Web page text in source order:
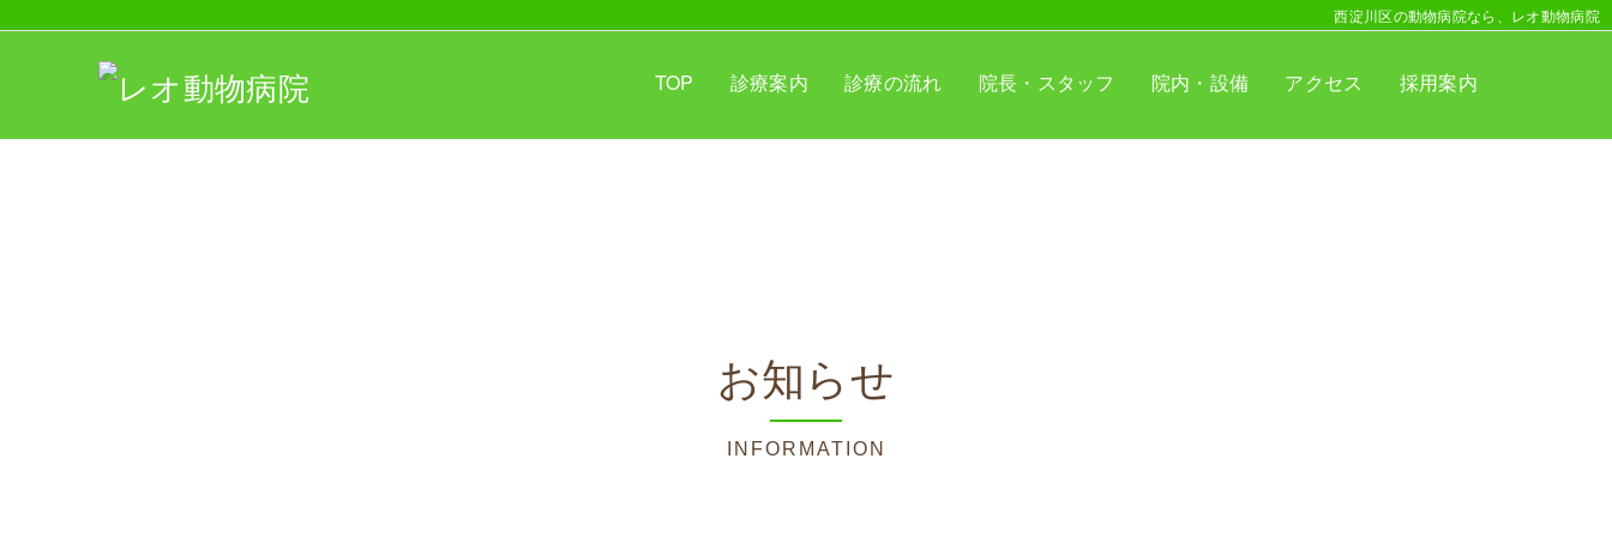
西淀川区の動物病院なら、レオ動物病院
TOP 診療案内 診療の流れ 院長・スタッフ 院内・設備 アクセス 採用案内
お知らせ
INFORMATION